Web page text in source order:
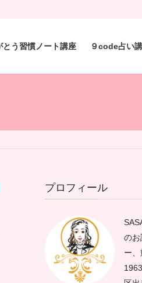
とう習慣ノート講座 ９code占い
プロフィール
のお
ー、